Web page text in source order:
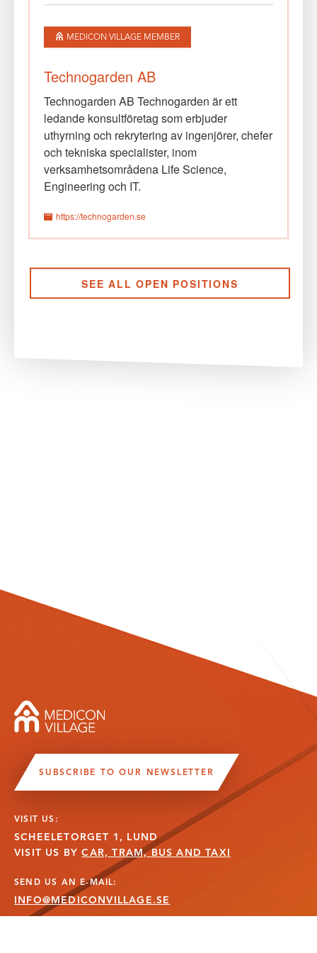
MEDICON VILLAGE MEMBER
Technogarden AB
Technogarden AB Technogarden är ett
ledande konsultföretag som erbjuder
uthyrning och rekrytering av ingenjörer, chefer
och tekniska specialister, inom
verksamhetsområdena Life Science,
Engineering och IT.
https://technogarden.se
SEE ALL OPEN POSITIONS
SUBSCRIBE TO OUR NEWSLETTER
VISIT US:
SCHEELETORGET 1, LUND
VISIT US BYCAR, TRAM, BUS AND TAXI
SEND US AN E-MAIL:
INFO@MEDICONVILLAGE.SE